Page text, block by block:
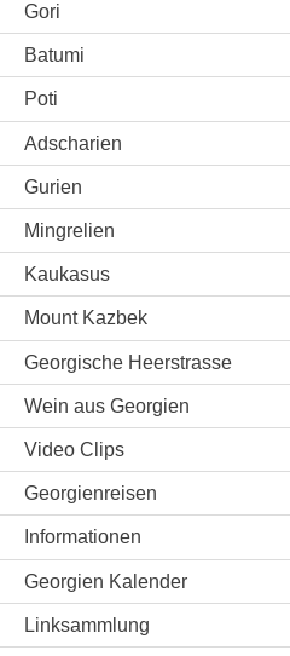
Gori
Batumi
Poti
Adscharien
Gurien
Mingrelien
Kaukasus
Mount Kazbek
Georgische Heerstrasse
Wein aus Georgien
Video Clips
Georgienreisen
Informationen
Georgien Kalender
Linksammlung